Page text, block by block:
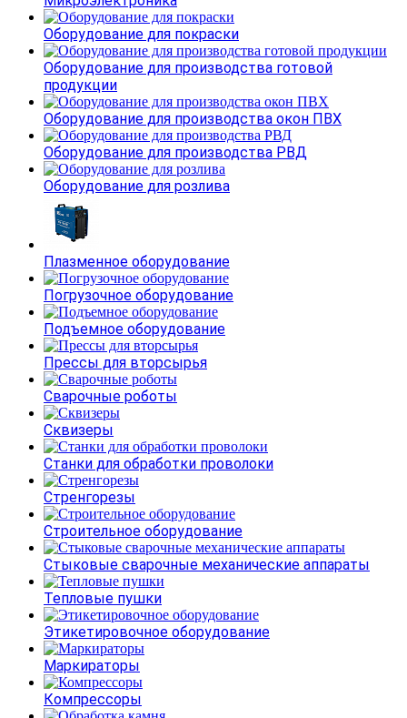
Оборудование для покраски
Оборудование для производства готовой
продукции
Оборудование для производства окон ПВХ
Оборудование для производства РВД
Оборудование для розлива
Плазменное оборудование
Погрузочное оборудование
Подъемное оборудование
Прессы для вторсырья
Сварочные роботы
Сквизеры
Станки для обработки проволоки
Стренгорезы
Строительное оборудование
Стыковые сварочные механические аппараты
Тепловые пушки
Этикетировочное оборудование
Маркираторы
Компрессоры